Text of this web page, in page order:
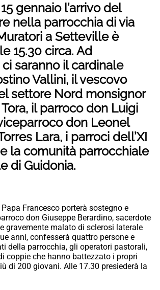
gennaio l’arrivo del
nella parrocchia di via
a Setteville è
15.30 circa. Ad
saranno il cardinale
Vallini, il vescovo
settore Nord monsignor
il parroco don Luigi
don Leonel
Lara, i parroci dell’XI
la comunità parrocchiale
di Guidonia.
Francesco porterà sostegno e
don Giuseppe Berardino, sacerdote
gravemente malato di sclerosi laterale
anni, confesserà quattro persone e
della parrocchia, gli operatori pastorali,
coppie che hanno battezzato i propri
di 200 giovani. Alle 17.30 presiederà la